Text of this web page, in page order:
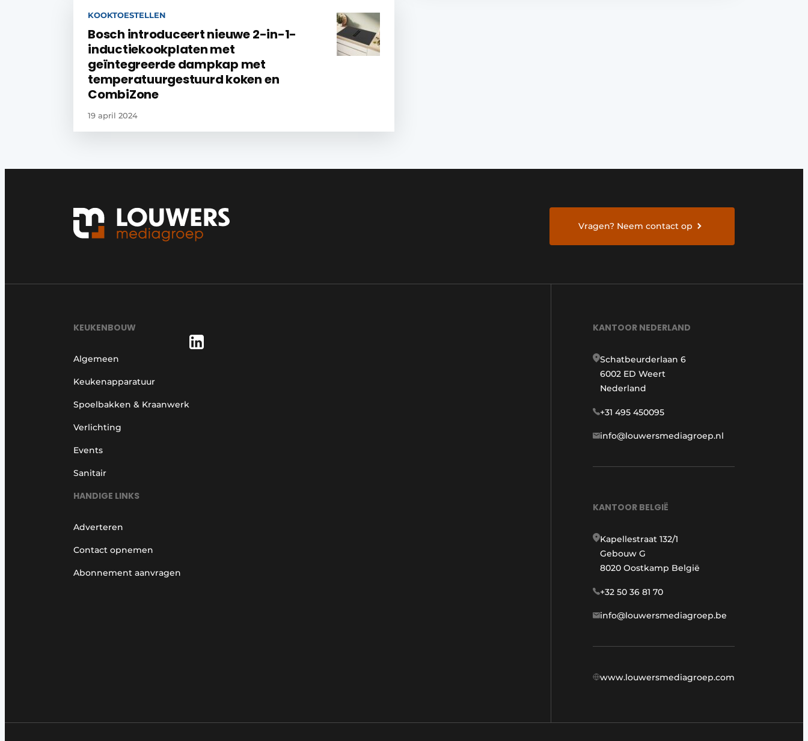
KOOKTOESTELLEN
Bosch introduceert nieuwe 2-in-1-
inductiekookplaten met
geïntegreerde dampkap met
temperatuurgestuurd koken en
CombiZone
19 april 2024
Vragen? Neem contact op
KEUKENBOUW
Algemeen
Keukenapparatuur
Spoelbakken & Kraanwerk
Verlichting
Events
Sanitair
HANDIGE LINKS
Adverteren
Contact opnemen
Abonnement aanvragen
KANTOOR NEDERLAND
Schatbeurderlaan 6
6002 ED Weert
Nederland
+31 495 450095
info@louwersmediagroep.nl
KANTOOR BELGIË
Kapellestraat 132/1
Gebouw G
8020 Oostkamp België
+32 50 36 81 70
info@louwersmediagroep.be
www.louwersmediagroep.com